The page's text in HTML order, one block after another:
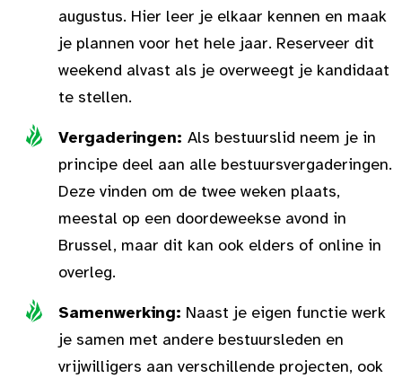
augustus. Hier leer je elkaar kennen en maak
je plannen voor het hele jaar. Reserveer dit
weekend alvast als je overweegt je kandidaat
te stellen.
Vergaderingen: Als bestuurslid neem je in
principe deel aan alle bestuursvergaderingen.
Deze vinden om de twee weken plaats,
meestal op een doordeweekse avond in
Brussel, maar dit kan ook elders of online in
overleg.
Samenwerking: Naast je eigen functie werk
je samen met andere bestuursleden en
vrijwilligers aan verschillende projecten, ook